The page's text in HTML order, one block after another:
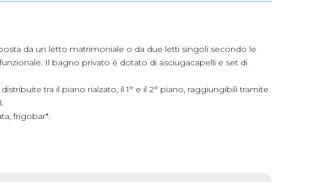
da un letto matrimoniale o da due letti singoli secondo le
Il bagno privato è dotato di asciugacapelli e set di
tra il piano rialzato, il 1° e il 2° piano, raggiungibili tramite
frigobar*.